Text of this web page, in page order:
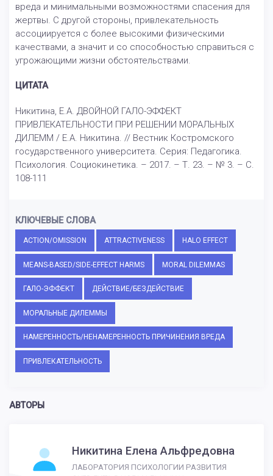
вреда и минимальными возможностями спасения для
жертвы. С другой стороны, привлекательность
ассоциируется с более высокими физическими
качествами, а значит и со способностью справиться с
угрожающими жизни обстоятельствами.
ЦИТАТА
Никитина, Е.А. ДВОЙНОЙ ГАЛО-ЭФФЕКТ
ПРИВЛЕКАТЕЛЬНОСТИ ПРИ РЕШЕНИИ МОРАЛЬНЫХ
ДИЛЕММ / Е.А. Никитина. // Вестник Костромского
государственного университета. Серия: Педагогика.
Психология. Социокинетика. – 2017. – Т. 23. – № 3. – С.
108-111
КЛЮЧЕВЫЕ СЛОВА
ACTION/OMISSION ATTRACTIVENESS HALO EFFECT
MEANS-BASED/SIDE-EFFECT HARMS MORAL DILEMMAS
ГАЛО-ЭФФЕКТ ДЕЙСТВИЕ/БЕЗДЕЙСТВИЕ
МОРАЛЬНЫЕ ДИЛЕММЫ
НАМЕРЕННОСТЬ/НЕНАМЕРЕННОСТЬ ПРИЧИНЕНИЯ ВРЕДА
ПРИВЛЕКАТЕЛЬНОСТЬ
АВТОРЫ
Никитина Елена Альфредовна
ЛАБОРАТОРИЯ ПСИХОЛОГИИ РАЗВИТИЯ